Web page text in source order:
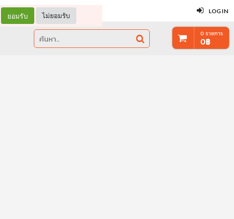
ปิดLOG IN
ยอมรับ ไม่ยอมรับ
0 รายการ
0฿